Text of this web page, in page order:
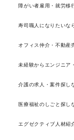
障がい者雇用・就労移
寿司職人になりたいな
オフィス仲介・不動産
未経験からエンジニア
介護の求人・案件探し
医療福祉のしごと探し
エグゼクティブ人材紹